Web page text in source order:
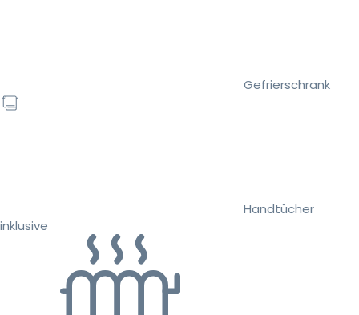
Gefrierschrank
Handtücher
inklusive